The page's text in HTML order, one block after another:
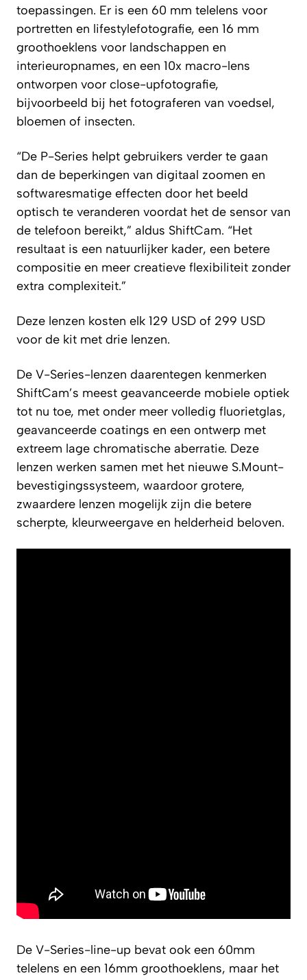
toepassingen. Er is een 60 mm telelens voor
portretten en lifestylefotografie, een 16 mm
groothoeklens voor landschappen en
interieuropnames, en een 10x macro-lens
ontworpen voor close-upfotografie,
bijvoorbeeld bij het fotograferen van voedsel,
bloemen of insecten.
“De P-Series helpt gebruikers verder te gaan
dan de beperkingen van digitaal zoomen en
softwaresmatige effecten door het beeld
optisch te veranderen voordat het de sensor van
de telefoon bereikt,” aldus ShiftCam. “Het
resultaat is een natuurlijker kader, een betere
compositie en meer creatieve flexibiliteit zonder
extra complexiteit.”
Deze lenzen kosten elk 129 USD of 299 USD
voor de kit met drie lenzen.
De V-Series-lenzen daarentegen kenmerken
ShiftCam’s meest geavanceerde mobiele optiek
tot nu toe, met onder meer volledig fluorietglas,
geavanceerde coatings en een ontwerp met
extreem lage chromatische aberratie. Deze
lenzen werken samen met het nieuwe S.Mount-
bevestigingssysteem, waardoor grotere,
zwaardere lenzen mogelijk zijn die betere
scherpte, kleurweergave en helderheid beloven.
De V-Series-line-up bevat ook een 60mm
telelens en een 16mm groothoeklens, maar het